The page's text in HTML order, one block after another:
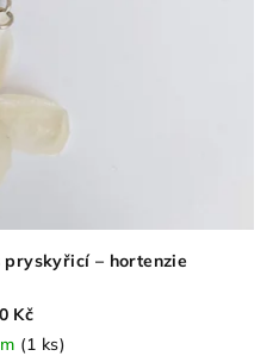
– hortenzie
Kč
(1 ks)